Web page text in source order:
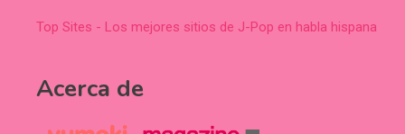
Top Sites - Los mejores sitios de J-Pop en habla hispana
Acerca de